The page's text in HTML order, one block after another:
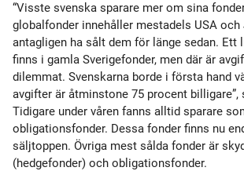
“Visste svenska sparare mer om sina
globalfonder innehåller mestadels USA och
antagligen ha sålt dem för länge sedan. Ett
finns i gamla Sverigefonder, men där är
dilemmat. Svenskarna borde i första hand
avgifter är åtminstone 75 procent billigare”,
Tidigare under våren fanns alltid sparare
obligationsfonder. Dessa fonder finns nu
säljtoppen. Övriga mest sålda fonder är
(hedgefonder) och obligationsfonder.